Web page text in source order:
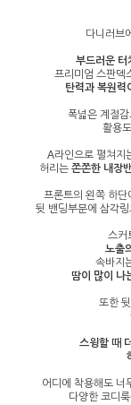
다니러브
부드러운 터
프리미엄 스판덱
탄력과 복원력
폭넓은 계절
활용
A라인으로 펼쳐지
허리는쫀쫀한 내장
프론트의 왼쪽 하단
뒷 밴딩부분에 삼각
스커
노출
속바지
땀이 많이 나
또한
스윙할 때
어디에 착용해도 너
다양한 코디